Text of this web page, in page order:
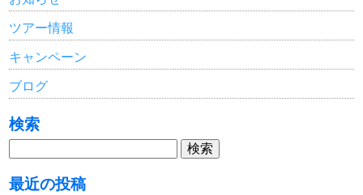
ツアー情報
キャンペーン
ブログ
検索
検
索:
最近の投稿